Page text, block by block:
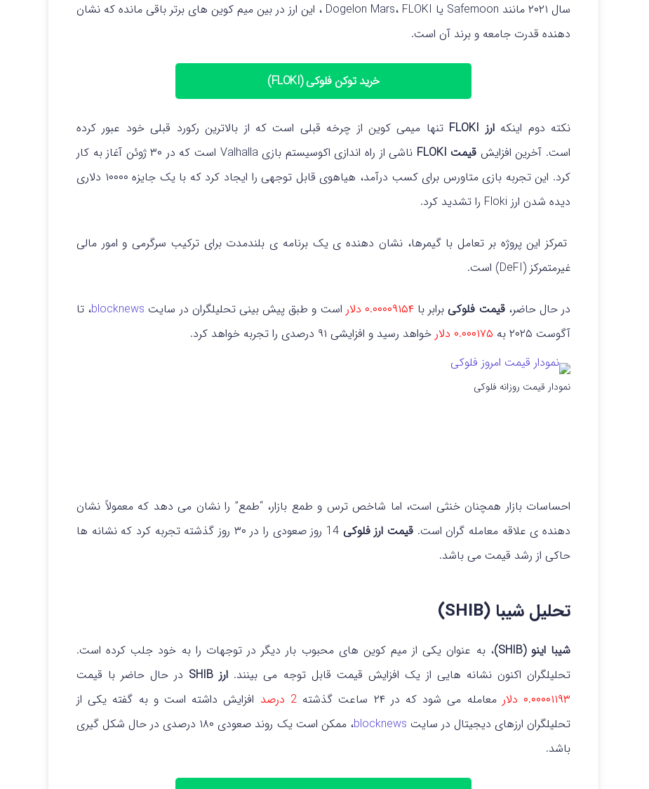
سال ۲۰۲۱ مانند Safemoon یا Dogelon Mars، FLOKI ، این ارز در بین میم کوین های برتر باقی مانده که نشان
دهنده قدرت جامعه و برند آن است.
خرید توکن فلوکی (FLOKI)
نکته دوم اینکهارز FLOKI
تنها میمی کوین از چرخه قبلی است که از بالاترین رکورد قبلی خود عبور کرده
است. آخرین افزایش قیمت FLOKI
ناشی از راه‌ اندازی اکوسیستم بازی Valhalla است که در ۳۰ ژوئن آغاز به کار
کرد. این تجربه بازی متاورس برای کسب درآمد، هیاهوی قابل توجهی را ایجاد کرد که با یک جایزه ۱۰۰۰۰ دلاری
دیده شدن ارز Floki را تشدید کرد.
تمرکز این پروژه بر تعامل با گیمرها، نشان‌ دهنده‌ ی یک برنامه‌ ی بلندمدت برای ترکیب سرگرمی و امور مالی
غیرمتمرکز (DeFI) است.
در حال حاضر،قیمت فلوکیبرابر با۰.۰۰۰۰۹۱۵۴ دلار است و طبق پیش‌ بینی تحلیلگران در سایت blocknews، تا
آگوست ۲۰۲۵ به
۰.۰۰۰۱۷۵ دلار خواهد رسید و افزایشی ۹۱ درصدی را تجربه خواهد کرد.
نمودار قیمت روزانه فلوکی
احساسات بازار همچنان خنثی است، اما شاخص ترس و طمع بازار، “طمع” را نشان می‌ دهد که معمولاً نشان‌
دهنده‌ ی علاقه معامله گران است. قیمت ارز فلوکی
14 روز صعودی را در ۳۰ روز گذشته تجربه کرد که نشانه ها
حاکی از رشد قیمت می باشد.
تحلیل شیبا (SHIB)
شیبا اینو (SHIB)
، به عنوان یکی از میم کوین های محبوب بار دیگر در توجهات را به خود جلب کرده است.
تحلیلگران اکنون نشانه‌ هایی از یک افزایش قیمت قابل توجه می بینند. ارز SHIB
در حال حاضر با قیمت
۰.۰۰۰۰۱۱۹۳ دلار
معامله می‌ شود که در ۲۴ ساعت گذشته 2 درصد
افزایش داشته است و به گفته یکی از
تحلیلگران ارزهای دیجیتال در سایت blocknews
، ممکن است یک روند صعودی ۱۸۰ درصدی در حال شکل‌ گیری
باشد.